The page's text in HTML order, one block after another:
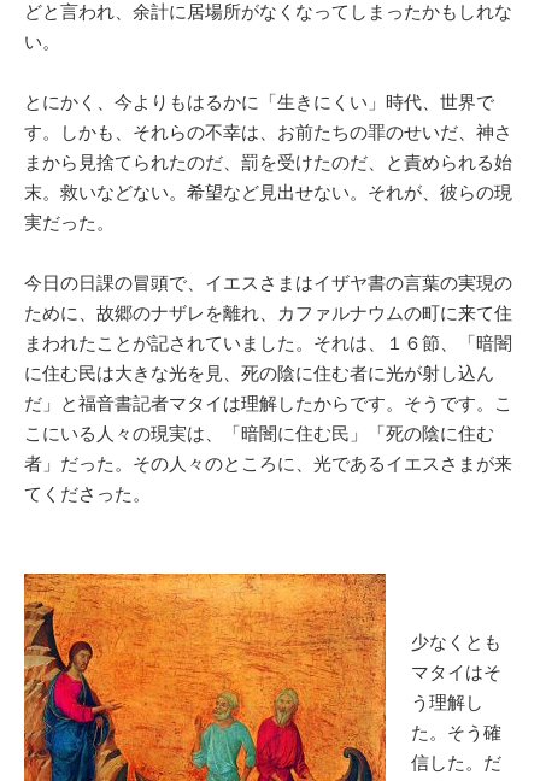
どと言われ、余計に居場所がなくなってしまったかもしれな
い。
とにかく、今よりもはるかに「生きにくい」時代、世界で
す。しかも、それらの不幸は、お前たちの罪のせいだ、神さ
まから見捨てられたのだ、罰を受けたのだ、と責められる始
末。救いなどない。希望など見出せない。それが、彼らの現
実だった。
今日の日課の冒頭で、イエスさまはイザヤ書の言葉の実現の
ために、故郷のナザレを離れ、カファルナウムの町に来て住
まわれたことが記されていました。それは、１６節、「暗闇
に住む民は大きな光を見、死の陰に住む者に光が射し込ん
だ」と福音書記者マタイは理解したからです。そうです。こ
こにいる人々の現実は、「暗闇に住む民」「死の陰に住む
者」だった。その人々のところに、光であるイエスさまが来
てくださった。
少なくとも
マタイはそ
う理解し
た。そう確
信した。だ